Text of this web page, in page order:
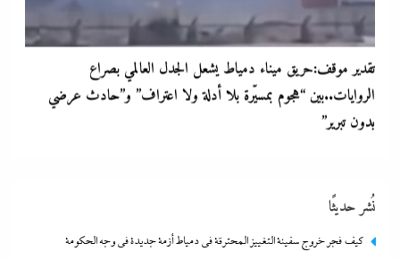
تقدير موقف:حريق ميناء دمياط يشعل الجدل العالمي بصراع
الروايات..بين “هجوم بمسيّرة بلا أدلة ولا اعتراف” و”حادث عرضي
بدون تبرير”
4 يناير، 2025
نُشر حديثًا
كيف فجر خروج سفينة التغييز المحترقة في دمياط أزمة جديدة في وجه الحكومة